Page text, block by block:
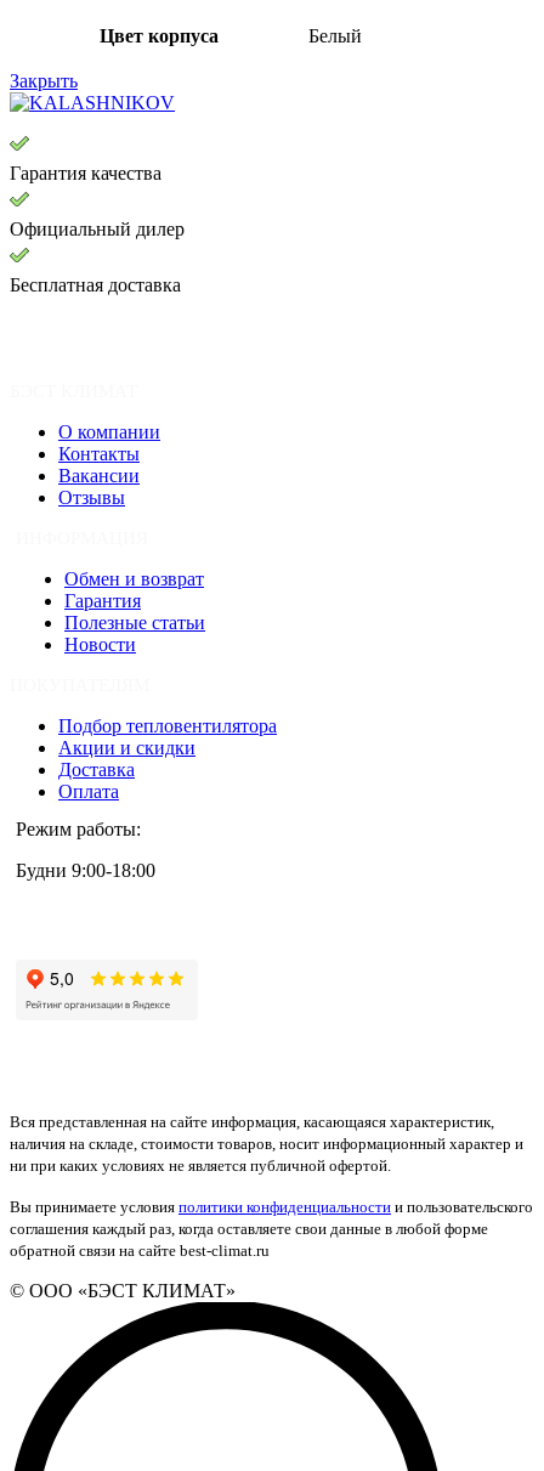
Цвет корпуса Белый
Закрыть
Гарантия качества
Официальный дилер
Бесплатная доставка
О компании
Контакты
Вакансии
Отзывы
Обмен и возврат
Гарантия
Полезные статьи
Новости
Подбор тепловентилятора
Акции и скидки
Доставка
Оплата
Режим работы:
Будни 9:00-18:00
Вся представленная на сайте информация, касающаяся характеристик,
наличия на складе, стоимости товаров, носит информационный характер и
ни при каких условиях не является публичной офертой.
Вы принимаете условия политики конфиденциальности и пользовательского
соглашения каждый раз, когда оставляете свои данные в любой форме
обратной связи на сайте best-climat.ru
© ООО «БЭСТ КЛИМАТ»